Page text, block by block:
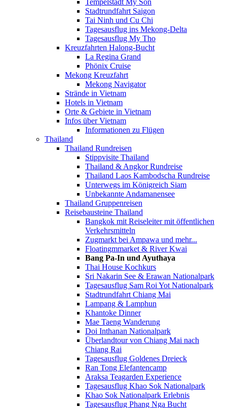
Tempelstadt My Son
Stadtrundfahrt Saigon
Tai Ninh und Cu Chi
Tagesausflug ins Mekong-Delta
Tagesausflug My Tho
Kreuzfahrten Halong-Bucht
La Regina Grand
Phönix Cruise
Mekong Kreuzfahrt
Mekong Navigator
Strände in Vietnam
Hotels in Vietnam
Orte & Gebiete in Vietnam
Infos über Vietnam
Informationen zu Flügen
Thailand
Thailand Rundreisen
Stippvisite Thailand
Thailand & Angkor Rundreise
Thailand Laos Kambodscha Rundreise
Unterwegs im Königreich Siam
Unbekannte Andamanensee
Thailand Gruppenreisen
Reisebausteine Thailand
Bangkok mit Reiseleiter mit öffentlichen
Verkehrsmitteln
Zugmarkt bei Ampawa und mehr...
Floatingmmarket & River Kwai
Bang Pa-In und Ayuthaya
Thai House Kochkurs
Sri Nakarin See & Erawan Nationalpark
Tagesausflug Sam Roi Yot Nationalpark
Stadtrundfahrt Chiang Mai
Lampang & Lamphun
Khantoke Dinner
Mae Taeng Wanderung
Doi Inthanan Nationalpark
Überlandtour von Chiang Mai nach
Chiang Rai
Tagesausflug Goldenes Dreieck
Ran Tong Elefantencamp
Araksa Teagarden Experience
Tagesausflug Khao Sok Nationalpark
Khao Sok Nationalpark Erlebnis
Tagesausflug Phang Nga Bucht